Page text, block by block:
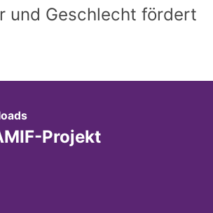
und Geschlecht fördert
:
Projekt